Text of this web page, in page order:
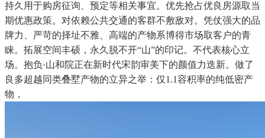
持久用于购房征询、预定等相关事宜。优先抢占优良房源取当
期优惠政策。对依赖公共交通的客群不敷敌对。凭仗强大的品
牌力、严苛的择址不雅、高端的产物系博得市场取客户的青
睐。拓展空间丰硕，永久脱不开“山”的印记。不代表核心立
场。抱负·山和院正在新时代宋韵审美下的颜值力迭新。做了
良多超越同类叠墅产物的立异之举：仅1.1容积率的纯低密产
物，